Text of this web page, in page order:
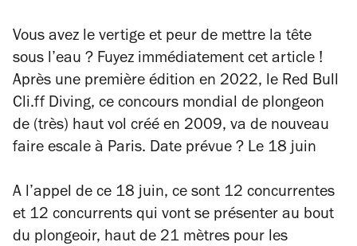
Vous avez le vertige et peur de mettre la tête
sous l’eau ? Fuyez immédiatement cet article !
Après une première édition en 2022, le Red Bull
Cli.ff Diving, ce concours mondial de plongeon
de (très) haut vol créé en 2009, va de nouveau
faire escale à Paris. Date prévue ? Le 18 juin
A l’appel de ce 18 juin, ce sont 12 concurrentes
et 12 concurrents qui vont se présenter au bout
du plongeoir, haut de 21 mètres pour les